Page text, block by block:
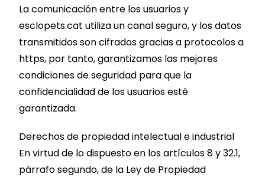
La comunicación entre los usuarios y
esclopets.cat utiliza un canal seguro, y los datos
transmitidos son cifrados gracias a protocolos a
https, por tanto, garantizamos las mejores
condiciones de seguridad para que la
confidencialidad de los usuarios esté
garantizada.
Derechos de propiedad intelectual e industrial
En virtud de lo dispuesto en los artículos 8 y 32.1,
párrafo segundo, de la Ley de Propiedad